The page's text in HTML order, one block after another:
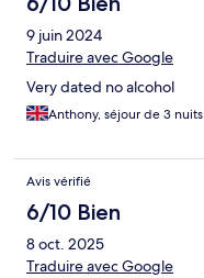
9 juin 2024
Traduire avec Google
Very dated no alcohol
Anthony, séjour de 3 nuits
Avis vérifié
6/10 Bien
8 oct. 2025
Traduire avec Google